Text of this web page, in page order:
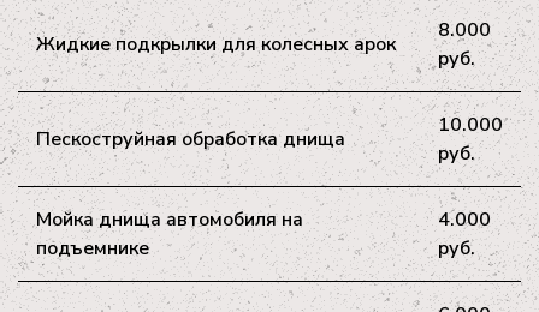
Жидкие подкрылки для колесных арок
8.000
руб.
Пескоструйная обработка днища
10.000
руб.
Мойка днища автомобиля на
подъемнике
4.000
руб.